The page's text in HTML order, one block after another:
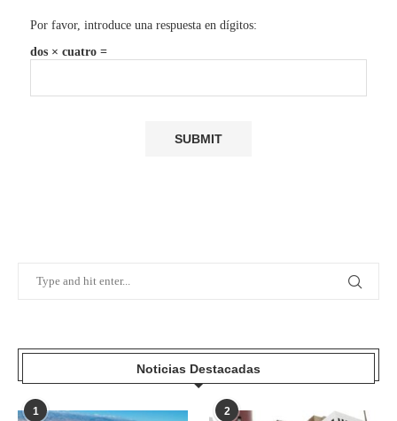
Por favor, introduce una respuesta en dígitos:
dos × cuatro =
Noticias Destacadas
1 2